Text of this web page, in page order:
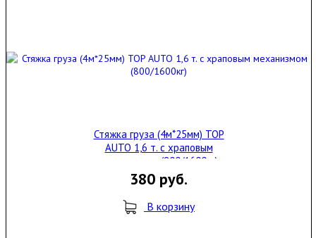
Стяжка груза (4м*25мм) TOP
AUTO 1,6 т. с храповым
механизмом (800/1600кг)
380 руб.
В корзину